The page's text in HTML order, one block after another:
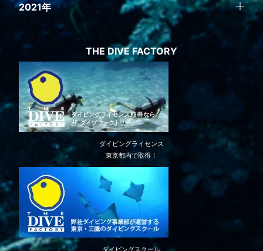
2021年
THE DIVE FACTORY
ダイビングライセンス
東京都内で取得！
ダイビングスクール